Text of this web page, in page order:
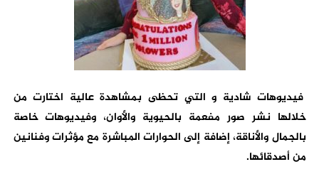
فيديوهات شادية و التي تحظى بمشاهدة عالية اختارت من
خلالها نشر صور مفعمة بالحيوية والأوان، وفيديوهات خاصة
بالجمال والأناقة، إضافة إلى الحوارات المباشرة مع مؤثرات وفنانين
من أصدقائها.